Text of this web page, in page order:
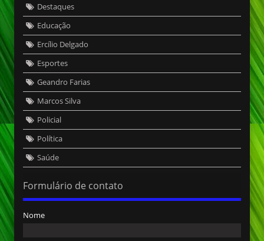
Destaques
Educação
Ercílio Delgado
Esportes
Geandro Farias
Marcos Silva
Policial
Política
Saúde
Formulário de contato
Nome